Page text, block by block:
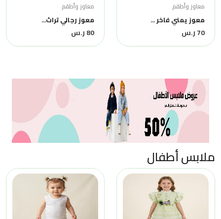
معاوز وأطقم
معوز يمني فاخر ...
70 ر.س
معاوز وأطقم
معوز رجالي تراث...
80 ر.س
ملابس أطفال